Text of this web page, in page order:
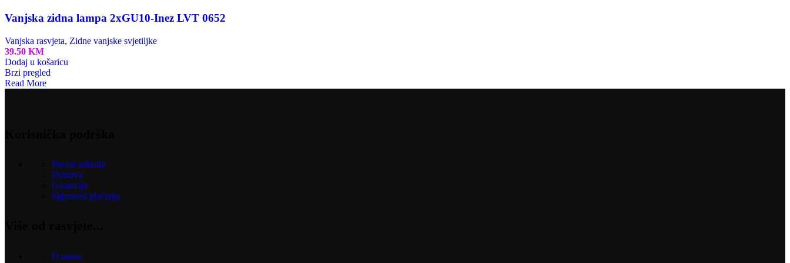
Vanjska zidna lampa 2xGU10-Inez LVT 0652
Vanjska rasvjeta, Zidne vanjske svjetiljke
39.50 KM
Dodaj u košaricu
Brzi pregled
Read More
Povrat artikala
Dostava
Garancija
Sigurnost plaćanja
O nama